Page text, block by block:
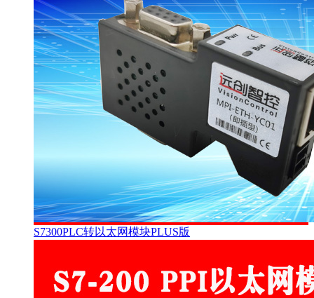
S7300PLC转以太网模块PLUS版